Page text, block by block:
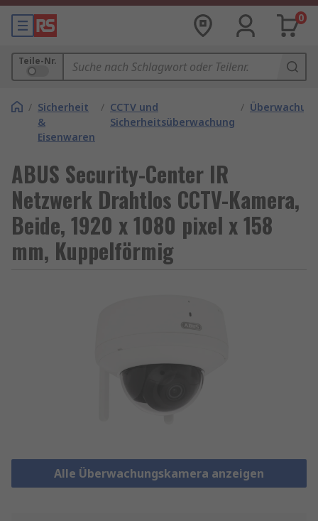
0
Teile-Nr.
/ Sicherheit
&
Eisenwaren
/ CCTV und
Sicherheitsüberwachung
/
ABUS Security-Center IR
Netzwerk Drahtlos CCTV-Kamera,
Beide, 1920 x 1080 pixel x 158
mm, Kuppelförmig
Alle Überwachungskamera anzeigen